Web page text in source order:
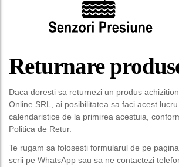
Returnare
Daca doresti sa returnezi un produs
Online SRL, ai posibilitatea sa faci acest
calendaristice de la primirea acestuia,
Politica de Retur.
Te rugam sa folosesti formularul de pe
scrii pe WhatsApp sau sa ne contactezi